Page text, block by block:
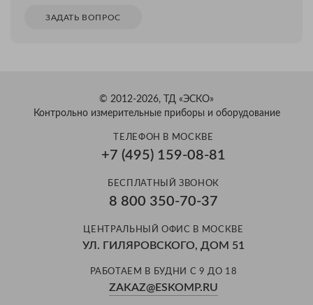
ЗАДАТЬ ВОПРОС
© 2012-2026, ТД «ЭСКО»
Контрольно измерительные приборы и оборудование
ТЕЛЕФОН В МОСКВЕ
+7 (495) 159-08-81
БЕСПЛАТНЫЙ ЗВОНОК
8 800 350-70-37
ЦЕНТРАЛЬНЫЙ ОФИС В МОСКВЕ
УЛ. ГИЛЯРОВСКОГО, ДОМ 51
РАБОТАЕМ В БУДНИ С 9 ДО 18
ZAKAZ@ESKOMP.RU